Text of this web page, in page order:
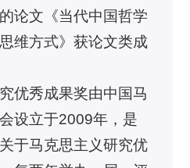
论文《当代中国哲学
维方式》获论文类成
优秀成果奖由中国马
设立于2009年，是
于马克思主义研究优